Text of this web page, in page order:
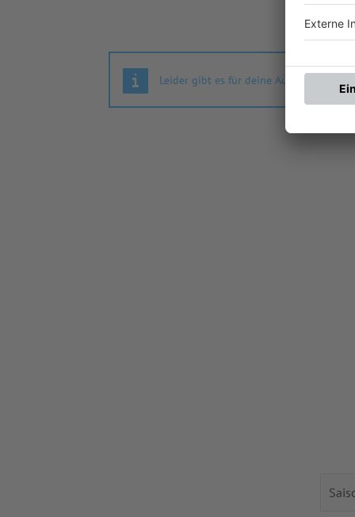
Leider gibt es für deine Auswahl keine